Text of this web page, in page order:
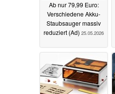
Ab nur 79,99 Euro:
Verschiedene Akku-
Staubsauger massiv
reduziert (Ad) 25.05.2026